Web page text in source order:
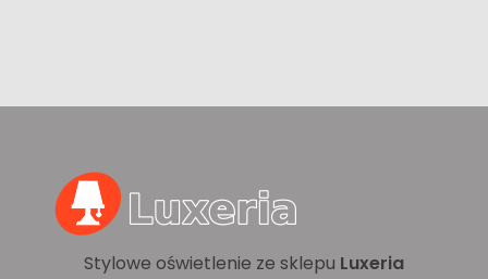
Stylowe oświetlenie ze sklepu Luxeria